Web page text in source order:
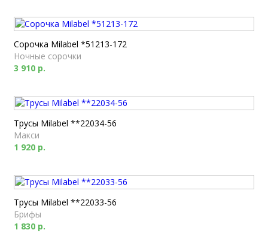
Сорочка Milabel *51213-172
Ночные сорочки
3 910 р.
Трусы Milabel **22034-56
Макси
1 920 р.
Трусы Milabel **22033-56
Брифы
1 830 р.